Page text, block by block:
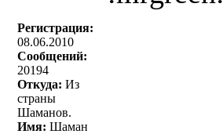
Регистрация:
08.06.2010
Сообщений:
20194
Откуда: Из
страны
Шаманов.
Имя: Шаман